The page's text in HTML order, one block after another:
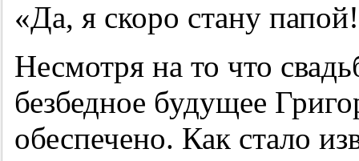
«Да, я скоро стану
Несмотря на то что
безбедное будущее
обеспечено. Как стало